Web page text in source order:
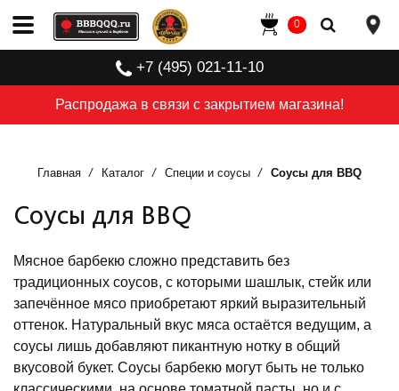
Распродажа в связи с закрытием магазина!
+7 (495) 021-11-10
0
Главная Каталог Специи и соусы Соусы для BBQ
Соусы для BBQ
Мясное барбекю сложно представить без
традиционных соусов, с которыми шашлык, стейк или
запечённое мясо приобретают яркий выразительный
оттенок. Натуральный вкус мяса остаётся ведущим, а
соусы лишь добавляют пикантную нотку в общий
вкусовой букет. Соусы барбекю могут быть не только